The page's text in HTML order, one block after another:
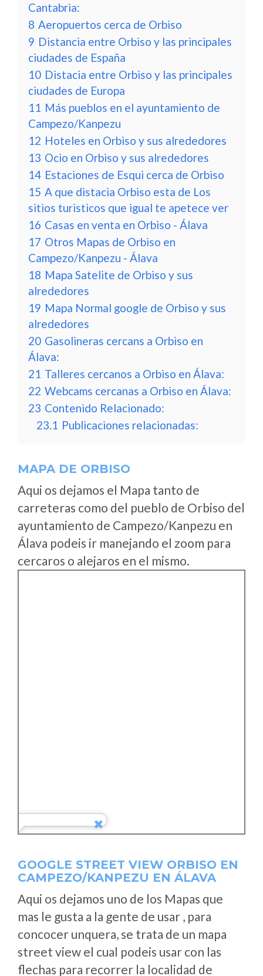
Cantabria:
8 Aeropuertos cerca de Orbiso
9 Distancia entre Orbiso y las principales
ciudades de España
10 Distacia entre Orbiso y las principales
ciudades de Europa
11 Más pueblos en el ayuntamiento de
Campezo/Kanpezu
12 Hoteles en Orbiso y sus alrededores
13 Ocio en Orbiso y sus alrededores
14 Estaciones de Esqui cerca de Orbiso
15 A que distacia Orbiso esta de Los
sitios turisticos que igual te apetece ver
16 Casas en venta en Orbiso - Álava
17 Otros Mapas de Orbiso en
Campezo/Kanpezu - Álava
18 Mapa Satelite de Orbiso y sus
alrededores
19 Mapa Normal google de Orbiso y sus
alrededores
20 Gasolineras cercans a Orbiso en
Álava:
21 Talleres cercanos a Orbiso en Álava:
22 Webcams cercanas a Orbiso en Álava:
23 Contenido Relacionado:
23.1 Publicaciones relacionadas:
MAPA DE ORBISO
Aqui os dejamos el Mapa tanto de
carreteras como del pueblo de Orbiso del
ayuntamiento de Campezo/Kanpezu en
Álava podeis ir manejando el zoom para
cercaros o alejaros en el mismo.
GOOGLE STREET VIEW ORBISO EN
CAMPEZO/KANPEZU EN ÁLAVA
Aqui os dejamos uno de los Mapas que
mas le gusta a la gente de usar , para
concocer unquera, se trata de un mapa
street view el cual podeis usar con las
flechas para recorrer la localidad de